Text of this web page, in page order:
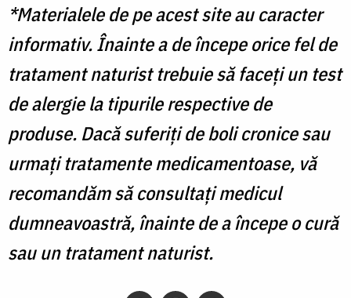
*Materialele de pe acest site au caracter
informativ. Înainte a de începe orice fel de
tratament naturist trebuie să faceți un test
de alergie la tipurile respective de
produse. Dacă suferiți de boli cronice sau
urmați tratamente medicamentoase, vă
recomandăm să consultați medicul
dumneavoastră, înainte de a începe o cură
sau un tratament naturist.